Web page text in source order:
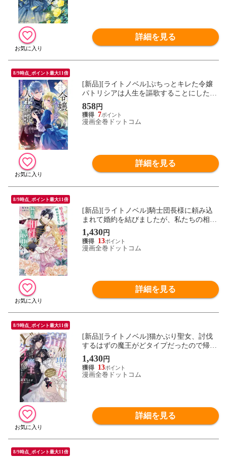
詳細を見る
8/9時点_ポイント最大11倍
[新品][ライトノベル]ぷちっとキレた令嬢
パトリシアは人生を謳歌することにした
(全1冊)
858円
7
漫画全巻ドットコム
詳細を見る
8/9時点_ポイント最大11倍
[新品][ライトノベル]騎士団長様に頼み込
まれて婚約を結びましたが、私たちの相性
は最悪です (全1冊)
1,430円
13
漫画全巻ドットコム
詳細を見る
8/9時点_ポイント最大11倍
[新品][ライトノベル]猫かぶり聖女、討伐
するはずの魔王がどタイプだったので帰る
のやめた。 (全1冊)
1,430円
13
漫画全巻ドットコム
詳細を見る
8/9時点_ポイント最大11倍